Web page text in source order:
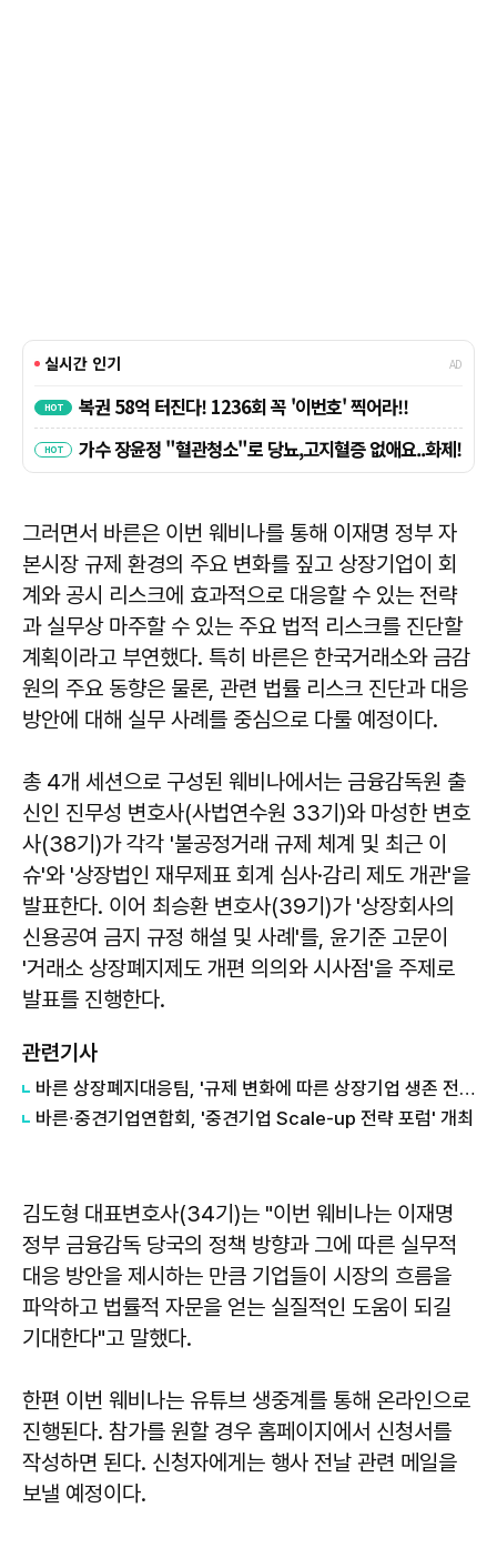
그러면서 바른은 이번 웨비나를 통해 이재명 정부 자
본시장 규제 환경의 주요 변화를 짚고 상장기업이 회
계와 공시 리스크에 효과적으로 대응할 수 있는 전략
과 실무상 마주할 수 있는 주요 법적 리스크를 진단할
계획이라고 부연했다. 특히 바른은 한국거래소와 금감
원의 주요 동향은 물론, 관련 법률 리스크 진단과 대응
방안에 대해 실무 사례를 중심으로 다룰 예정이다.
총 4개 세션으로 구성된 웨비나에서는 금융감독원 출
신인 진무성 변호사(사법연수원 33기)와 마성한 변호
사(38기)가 각각 '불공정거래 규제 체계 및 최근 이
슈'와 '상장법인 재무제표 회계 심사·감리 제도 개관'을
발표한다. 이어 최승환 변호사(39기)가 '상장회사의
신용공여 금지 규정 해설 및 사례'를, 윤기준 고문이
'거래소 상장폐지제도 개편 의의와 시사점'을 주제로
발표를 진행한다.
관련기사
바른 상장폐지대응팀, '규제 변화에 따른 상장기업 생존 전략' 세미나 성료
바른∙중견기업연합회, '중견기업 Scale-up 전략 포럼' 개최
김도형 대표변호사(34기)는 "이번 웨비나는 이재명
정부 금융감독 당국의 정책 방향과 그에 따른 실무적
대응 방안을 제시하는 만큼 기업들이 시장의 흐름을
파악하고 법률적 자문을 얻는 실질적인 도움이 되길
기대한다"고 말했다.
한편 이번 웨비나는 유튜브 생중계를 통해 온라인으로
진행된다. 참가를 원할 경우 홈페이지에서 신청서를
작성하면 된다. 신청자에게는 행사 전날 관련 메일을
보낼 예정이다.